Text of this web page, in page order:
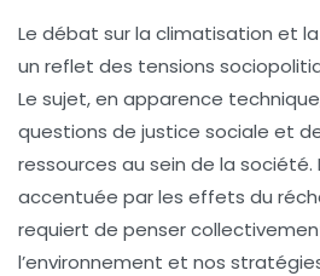
Le débat sur la climatisation et
un reflet des tensions
Le sujet, en apparence
questions de justice sociale et
ressources au sein de la
accentuée par les effets du
requiert de penser
l’environnement et nos